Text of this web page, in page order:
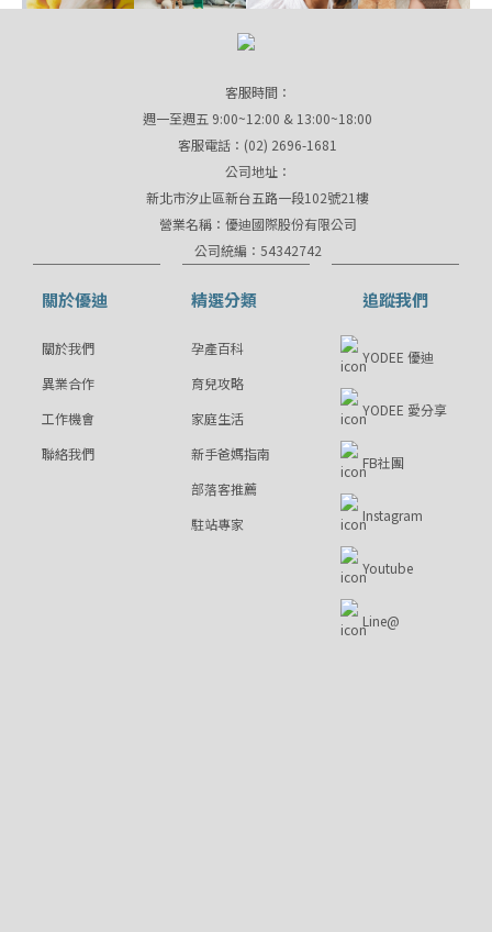
客服時間：
週一至週五 9:00~12:00 & 13:00~18:00
客服電話：(02) 2696-1681
公司地址：
新北市汐止區新台五路一段102號21樓
營業名稱：優迪國際股份有限公司
公司統編：54342742
關於優迪
關於我們
異業合作
工作機會
聯絡我們
精選分類
孕產百科
育兒攻略
家庭生活
新手爸媽指南
部落客推薦
駐站專家
追蹤我們
YODEE 優迪
YODEE 愛分享
FB社團
Instagram
Youtube
Line@